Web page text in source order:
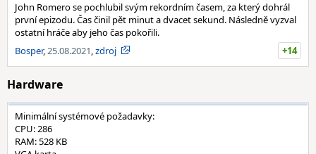
John Romero se pochlubil svým rekordním časem, za který dohrál
první epizodu. Čas činil pět minut a dvacet sekund. Následně vyzval
ostatní hráče aby jeho čas pokořili.
Bosper,25.08.2021,zdroj +14
Hardware
Minimální systémové požadavky:
CPU: 286
RAM: 528 KB